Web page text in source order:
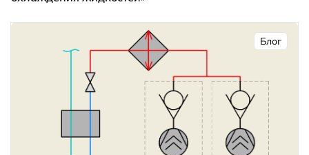
Блог